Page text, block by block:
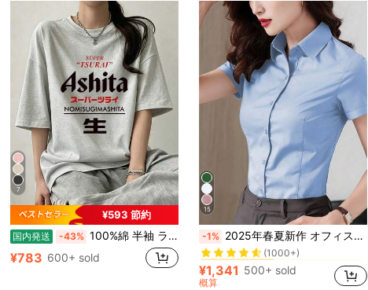
190
7
¥593 節約
国内発送 -43% 100%綿 半袖 ラウンドネック Tシャツ 夏服 レディース おもしろプリント ゆったり カジュアル トップス
¥783 600+ sold
15
-1% 2025年春夏新作 オフィス制服 レディース ブルー 半袖ブラウス、ビジネス プロフェッショナル アパレル
#1 ベストセラー
に プロ 女性用ビジネスブラウス
(1000+)
#1 ベストセラー
(1000+)
#1 ベストセラー
(1000+)
#1 ベストセラー
¥1,341 500+ sold
概算